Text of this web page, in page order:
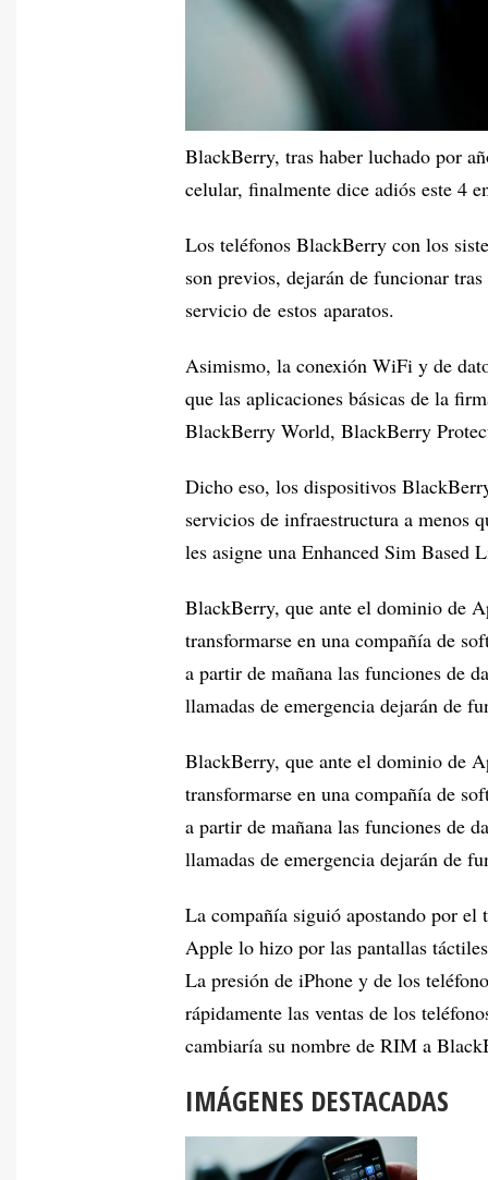
BlackBerry, tras haber luchado por
celular, finalmente dice adiós este 4
Los teléfonos BlackBerry con los
son previos, dejarán de funcionar
servicio de estos aparatos.
Asimismo, la conexión WiFi y de
que las aplicaciones básicas de la
BlackBerry World, BlackBerry
Dicho eso, los dispositivos
servicios de infraestructura a menos
les asigne una Enhanced Sim
BlackBerry, que ante el dominio de
transformarse en una compañía de
a partir de mañana las funciones de
llamadas de emergencia dejarán de
BlackBerry, que ante el dominio de
transformarse en una compañía de
a partir de mañana las funciones de
llamadas de emergencia dejarán de
La compañía siguió apostando por
Apple lo hizo por las pantallas
La presión de iPhone y de los
rápidamente las ventas de los
cambiaría su nombre de RIM a
IMÁGENES DESTACADAS